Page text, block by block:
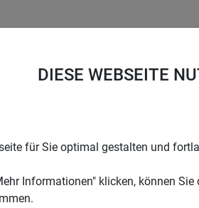
DIESE WEBSEITE
für Sie optimal gestalten und
Informationen" klicken, können